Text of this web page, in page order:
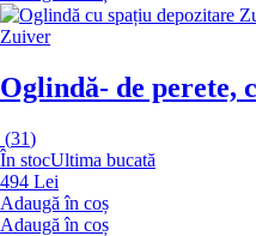
Zuiver
Oglindă- de perete,
(31)
În stocUltima bucată
494 Lei
Adaugă în coș
Adaugă în coș